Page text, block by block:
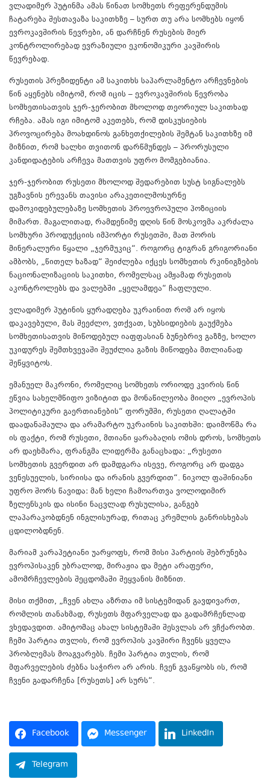
ვლადიმერ პუტინმა ამას წინათ სომხეთს რეფერენდუმის
ჩატარება შესთავაზა საკითხზე – სურთ თუ არა სომხებს იყონ
ევროკავშირის წევრები, ან დარჩნენ რუსების მიერ
კონტროლირებად ევრაზიული ეკონომიკური კავშირის
წევრებად.
რუსეთის პრეზიდენტი ამ საკითხს საპარლამენტო არჩევნების
წინ აყენებს იმიტომ, რომ იცის – ევროკავშირის წევრობა
სომხეთისათვის ჯერ-ჯერობით მხოლოდ თეორიულ საკითხად
რჩება. ამას იგი იმიტომ აკეთებს, რომ დისკუსიების
პროვოცირება მოახდინოს განხეთქილების შემტან საკითხზე იმ
მიზნით, რომ ხალხი თვითონ დარწმუნდეს – პრორუსული
კანდიდატების არჩევა მათთვის უფრო მომგებიანია.
ჯერ-ჯერობით რუსეთი მხოლოდ შედარებით სუსტ სიგნალებს
უგზავნის ერევანს თავისი არაკეთილმოსურნე
დამოკიდებულებაზე სომხეთის პროევროპული პოზიციის
მიმართ. მაგალითად, რამდენიმე დღის წინ მოსკოვმა აკრძალა
სომხური პროდუქციის იმპორტი რუსეთში, მათ შორის
მინერალური წყალი „ჯერმუკიც“. როგორც ტიგრან გრიგორიანი
ამბობს, „წითელ ხაზად“ შეიძლება იქცეს სომხეთის რკინიგზების
ნაციონალიზაციის საკითხი, რომელსაც ამჟამად რუსეთის
აკონტროლებს და ვალებში „ყელამდეა“ ჩაფლული.
ვლადიმერ პუტინის ყურადღება უკრაინით რომ არ იყოს
დაკავებული, მას შეეძლო, ვთქვათ, სუბსიდიების გაუქმება
სომხეთისათვის მიწოდებულ იაფფასიან ბუნებრივ გაზზე, ხოლო
უკიდურეს შემთხვევაში შეუძლია გაზის მიწოდება მთლიანად
შეწყვიტოს.
ემანუელ მაკრონი, რომელიც სომხეთს ორიოდე კვირის წინ
ეწვია სახელმწიფო ვიზიტით და მონაწილეობა მიიღო „ევროპის
პოლიტიკური გაერთიანების“ ფორუმში, რუსეთი ღალატში
დაადანაშაულა და არამარტო უკრაინის საკითხში: დაიმოწმა რა
ის ფაქტი, რომ რუსეთი, მთიანი ყარაბაღის ომის დროს, სომხეთს
არ დაეხმარა, ფრანგმა ლიდერმა განაცხადა: „რუსეთი
სომხეთის გვერდით არ დამდგარა ისევე, როგორც არ დადგა
ვენესუელის, სირიისა და ირანის გვერდით“. ნიკოლ ფაშინიანი
უფრო შორს წავიდა: მან ხელი ჩამოართვა ვოლოდიმირ
ზელენსკის და ისინი ნაცვლად რუსულისა, განგებ
ლაპარაკობდნენ ინგლისურად, რითაც კრემლის განრისხებას
ცდილობდნენ.
მარიამ კარაპეტიანი უარყოფს, რომ მისი პარტიის შებრუნება
ევროპისაკენ უბრალოდ, მირაჟია და მეტი არაფერი,
ამომრჩევლების შეცდომაში შეყვანის მიზნით.
მისი თქმით, „ჩვენ ახლა აზრთა იმ სისტემიდან გავდივართ,
რომლის თანახმად, რუსეთს მფარველად და გადამრჩენლად
ვხედავდით. ამიტომაც ახალ სისტემაში შესვლას არ ვჩქარობთ.
ჩემი პარტია თვლის, რომ ევროპის კავშირი ჩვენს ყველა
პრობლემას მოაგვარებს. ჩემი პარტია თვლის, რომ
მფარველების ძებნა საჭირო არ არის. ჩვენ გვაწყობს ის, რომ
ჩვენი გადარჩენა [რუსეთს] არ სურს“.
Facebook Messenger LinkedIn
Telegram